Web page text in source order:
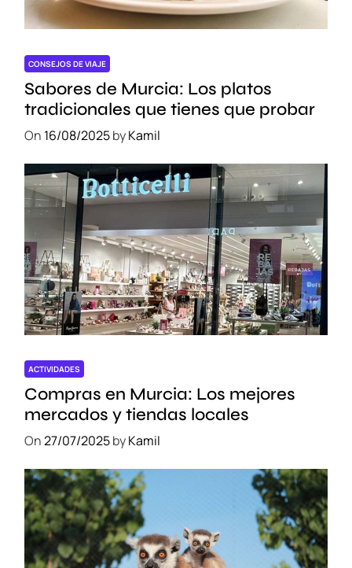
p
e
e
n
c
i
a
ú
n
c
a
d
e
a
l
a
i
e
t
o
CONSEJOS DE VIAJE
Sabores de Murcia: Los platos
tradicionales que tienes que probar
On 16/08/2025byKamil
ACTIVIDADES
Compras en Murcia: Los mejores
mercados y tiendas locales
On27/07/2025byKamil